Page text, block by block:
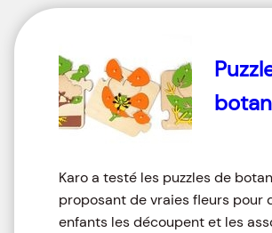
Karo a testé les puzzles de
proposant de vraies fleurs pour
enfants les découpent et les